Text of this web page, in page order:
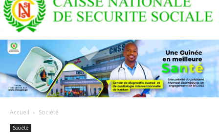
Accueil Société
Société